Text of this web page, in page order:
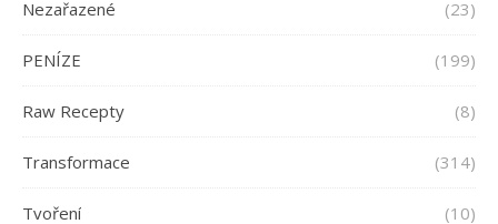
Nezařazené (23)
PENÍZE (199)
Raw Recepty (8)
Transformace (314)
Tvoření (10)